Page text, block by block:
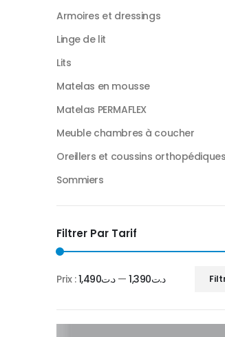
Armoires et dressings
Linge de lit
Lits
Matelas en mousse
Matelas PERMAFLEX
Meuble chambres à coucher
Oreillers et coussins orthopédiques
Sommiers
Filtrer Par Tarif
min
max
Prix : د.ت1,390 —د.ت1,490